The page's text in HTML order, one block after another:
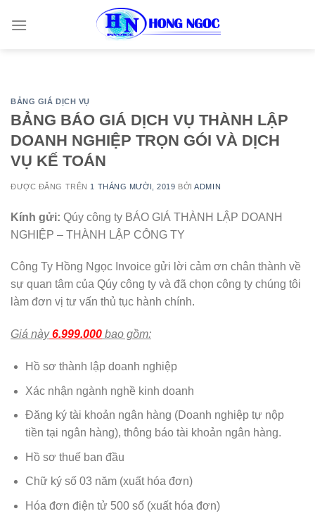
BẢNG GIÁ DỊCH VỤ
BẢNG BÁO GIÁ DỊCH VỤ THÀNH LẬP
DOANH NGHIỆP TRỌN GÓI VÀ DỊCH
VỤ KẾ TOÁN
ĐƯỢC ĐĂNG TRÊN 1 THÁNG MƯỜI, 2019 BỞIADMIN
Kính gửi: Qúy công ty BÁO GIÁ THÀNH LẬP DOANH
NGHIỆP – THÀNH LẬP CÔNG TY
Công Ty Hồng Ngọc Invoice gửi lời cảm ơn chân thành về
sự quan tâm của Qúy công ty và đã chọn công ty chúng tôi
làm đơn vị tư vấn thủ tục hành chính.
Giá này6.999.000 bao gồm:
Hồ sơ thành lập doanh nghiệp
Xác nhận ngành nghề kinh doanh
Đăng ký tài khoản ngân hàng (Doanh nghiệp tự nộp
tiền tại ngân hàng), thông báo tài khoản ngân hàng.
Hồ sơ thuế ban đầu
Chữ ký số 03 năm (xuất hóa đơn)
Hóa đơn điện tử 500 số (xuất hóa đơn)